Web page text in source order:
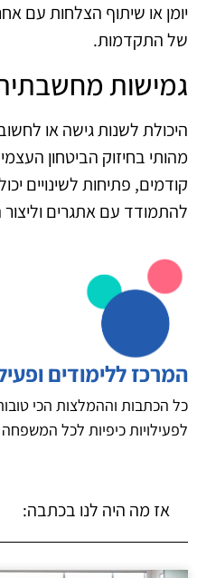
יומן או שיתוף הצלחות עם
של התקדמות.
גמישות
היכולת לשנות גישה או
מהותי בחיזוק הביטחון
קודמים, פתיחות לשינויים
להתמודד עם אתגרים וליצור
המרכז ללימודים
כל הכתבות וההמלצות הכי
לפעילויות כיפיות לכל המשפחה
אז מה היה לנו בכתבה: